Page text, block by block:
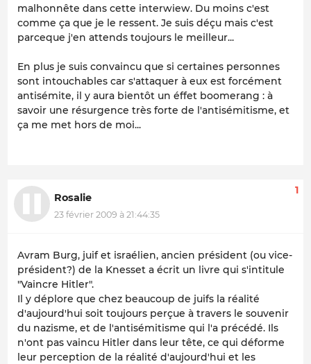
malhonnête dans cette interwiew. Du moins c'est
comme ça que je le ressent. Je suis déçu mais c'est
parceque j'en attends toujours le meilleur...
En plus je suis convaincu que si certaines personnes
sont intouchables car s'attaquer à eux est forcément
antisémite, il y aura bientôt un éffet boomerang : à
savoir une résurgence très forte de l'antisémitisme, et
ça me met hors de moi...
Rosalie
23 février 2009 à 21:44:35
1
Avram Burg, juif et israélien, ancien président (ou vice-
président?) de la Knesset a écrit un livre qui s'intitule
"Vaincre Hitler".
Il y déplore que chez beaucoup de juifs la réalité
d'aujourd'hui soit toujours perçue à travers le souvenir
du nazisme, et de l'antisémitisme qui l'a précédé. Ils
n'ont pas vaincu Hitler dans leur tête, ce qui déforme
leur perception de la réalité d'aujourd'hui et les